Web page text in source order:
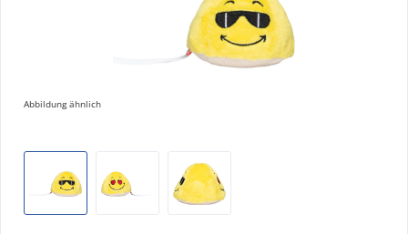
Abbildung ähnlich